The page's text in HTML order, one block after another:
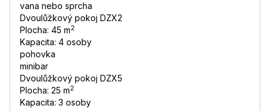
vana nebo sprcha
Dvoulůžkový pokoj DZX2
Plocha: 45 m2
Kapacita: 4 osoby
pohovka
minibar
Dvoulůžkový pokoj DZX5
Plocha: 25 m2
Kapacita: 3 osoby